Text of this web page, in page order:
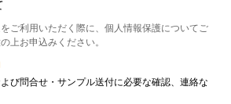
ご利用いただく際に、個人情報保護についてご
上お申込みください。
び問合せ・サンプル送付に必要な確認、連絡な